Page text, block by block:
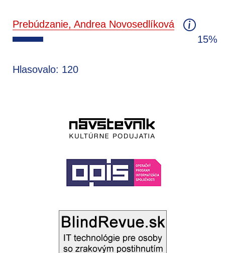
Prebúdzanie, Andrea Novosedlíková
15%
Hlasovalo: 120